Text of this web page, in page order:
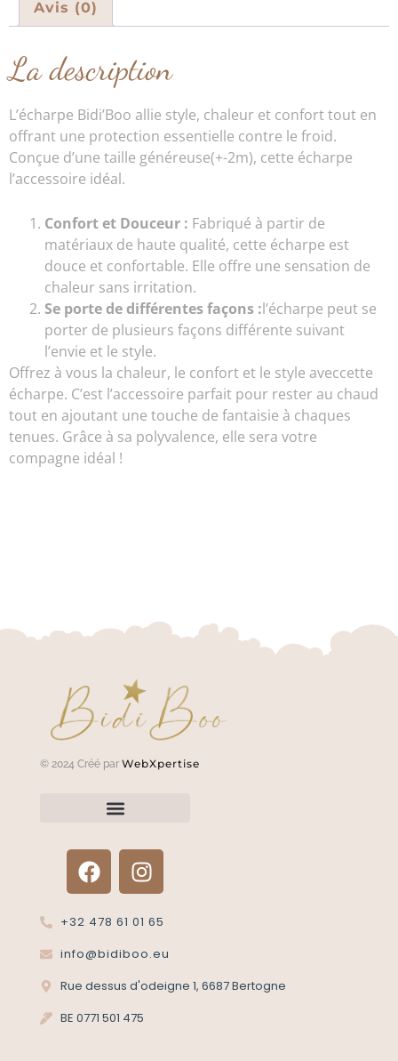
Avis (0)
La description
L’écharpe Bidi’Boo allie style, chaleur et confort tout en
offrant une protection essentielle contre le froid.
Conçue d’une taille généreuse(+-2m), cette écharpe
l’accessoire idéal.
Confort et Douceur : Fabriqué à partir de
matériaux de haute qualité, cette écharpe est
douce et confortable. Elle offre une sensation de
chaleur sans irritation.
Se porte de différentes façons :l’écharpe peut se
porter de plusieurs façons différente suivant
l’envie et le style.
Offrez à vous la chaleur, le confort et le style aveccette
écharpe. C’est l’accessoire parfait pour rester au chaud
tout en ajoutant une touche de fantaisie à chaques
tenues. Grâce à sa polyvalence, elle sera votre
compagne idéal !
© 2024 Créé par WebXpertise
+32 478 61 01 65
info@bidiboo.eu
Rue dessus d'odeigne 1, 6687 Bertogne
BE 0771 501 475